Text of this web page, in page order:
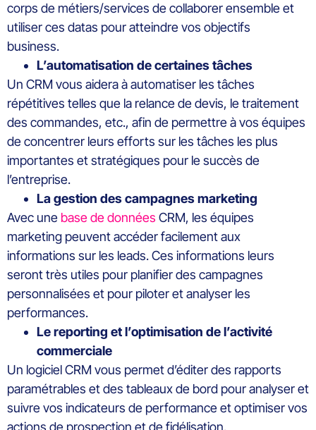
corps de métiers/services de collaborer ensemble et
utiliser ces datas pour atteindre vos objectifs
business.
L’automatisation de certaines tâches
Un CRM vous aideraà automatiser les tâches
répétitives telles que la relance de devis, le traitement
des commandes, etc., afin de permettreà vos équipes
deconcentrer leurs efforts sur les tâches les plus
importantes etstratégiques pour le succès de
l’entreprise.
Lagestion des campagnes marketing
Avec une base de données CRM, les équipes
marketing peuvent accéderfacilement aux
informations sur les leads. Ces informations leurs
seront très utiles pour planifier des campagnes
personnalisées et pour piloter et analyser les
performances.
Lereporting et l’optimisation de l’activité
commerciale
Un logiciel CRM vous permet d’éditer des rapports
paramétrables et des tableaux de bord pouranalyser et
suivrevos indicateurs de performance et optimiservos